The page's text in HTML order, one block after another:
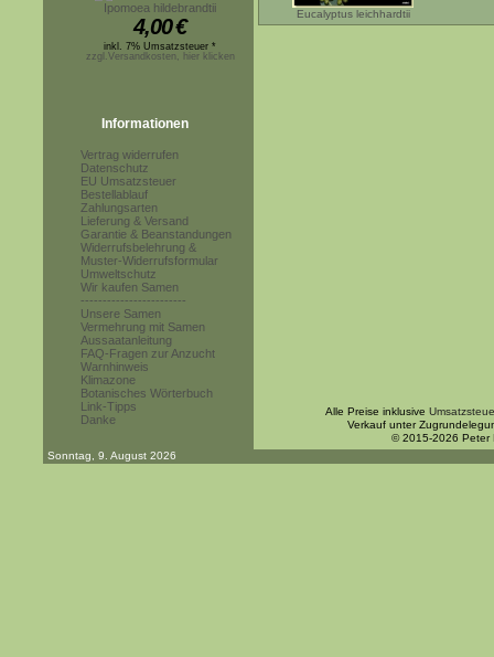
Ipomoea hildebrandtii
4,00€
inkl. 7% Umsatzsteuer *
zzgl.Versandkosten, hier klicken
Informationen
Vertrag widerrufen
Datenschutz
EU Umsatzsteuer
Bestellablauf
Zahlungsarten
Lieferung & Versand
Garantie & Beanstandungen
Widerrufsbelehrung &
Muster-Widerrufsformular
Umweltschutz
Wir kaufen Samen
------------------------
Unsere Samen
Vermehrung mit Samen
Aussaatanleitung
FAQ-Fragen zur Anzucht
Warnhinweis
Klimazone
Botanisches Wörterbuch
Link-Tipps
Danke
Eucalyptus leichhardtii
Alle Preise inklusive
Verkauf unter
© 2015-2026 Peter
Sonntag, 9. August 2026